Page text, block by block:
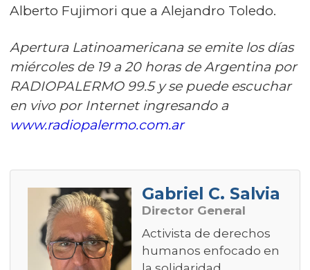
Alberto Fujimori que a Alejandro Toledo.
Apertura Latinoamericana se emite los días
miércoles de 19 a 20 horas de Argentina por
RADIOPALERMO 99.5 y se puede escuchar
en vivo por Internet ingresando a
www.radiopalermo.com.ar
Gabriel C. Salvia
Director General
Activista de derechos
humanos enfocado en